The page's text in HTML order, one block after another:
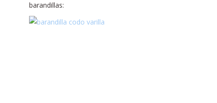
barandillas: